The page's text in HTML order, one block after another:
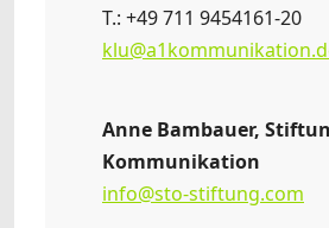
T.: +49 711 9454161-20
Anne Bambauer,
Kommunikation
info@sto-stiftung.com